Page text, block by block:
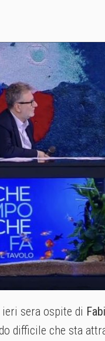
ieri sera ospite di
difficile che sta